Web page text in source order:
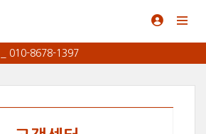
010-8678-1397